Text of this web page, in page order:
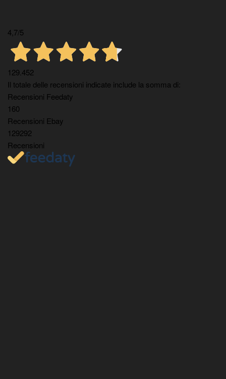
4,7/5
129.452
Il totale delle recensioni indicate include la somma di:
Recensioni Feedaty
160
Recensioni Ebay
129292
Recensioni